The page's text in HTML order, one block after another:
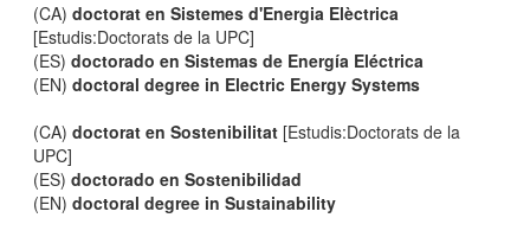
(CA)doctorat en Sistemes d'Energia Elèctrica
[Estudis:Doctorats de la UPC]
(ES)doctorado en Sistemas de Energía Eléctrica
(EN)doctoral degree in Electric Energy Systems
(CA)doctorat en Sostenibilitat [Estudis:Doctorats de la
UPC]
(ES)doctorado en Sostenibilidad
(EN)doctoral degree in Sustainability